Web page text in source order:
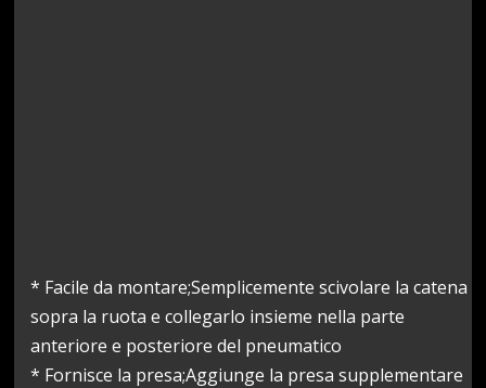
* Facile da montare;Semplicemente scivolare la catena
sopra la ruota e collegarlo insieme nella parte
anteriore e posteriore del pneumatico
* Fornisce la presa;Aggiunge la presa supplementare